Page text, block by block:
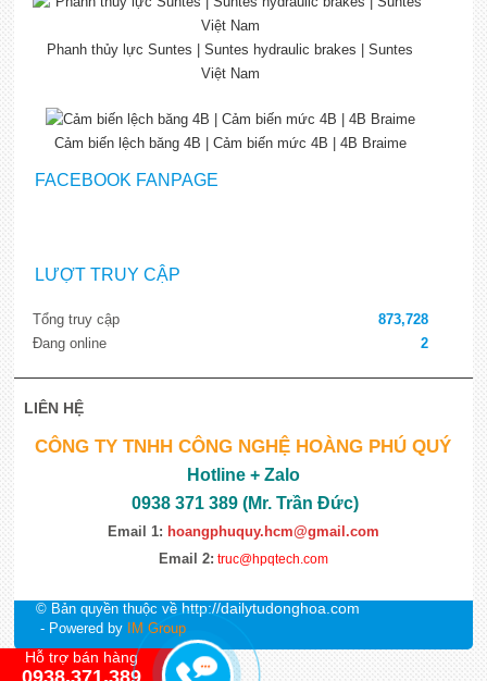
Phanh thủy lực Suntes | Suntes hydraulic brakes | Suntes
Việt Nam
Cảm biến lệch băng 4B | Cảm biến mức 4B | 4B Braime
FACEBOOK FANPAGE
LƯỢT TRUY CẬP
Tổng truy cập
873,728
Đang online
2
LIÊN HỆ
CÔNG TY TNHH CÔNG NGHỆ HOÀNG PHÚ QUÝ
Hotline + Zalo
0938 371 389 (Mr. Trần Đức)
Email 1: hoangphuquy.hcm@gmail.com
Email 2: truc@hpqtech.com
© Bản quyền thuộc về http://dailytudonghoa.com
- Powered by IM Group
Hỗ trợ bán hàng
0938.371.389